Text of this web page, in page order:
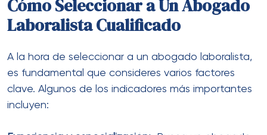
Cómo Seleccionar a Un Abogado
Laboralista Cualificado
A la hora de seleccionar a un abogado laboralista,
es fundamental que consideres varios factores
clave. Algunos de los indicadores más importantes
incluyen: